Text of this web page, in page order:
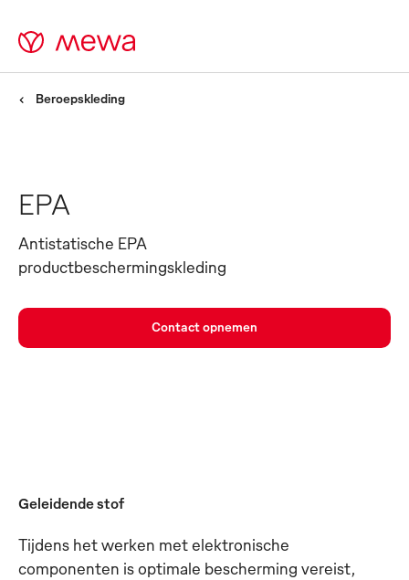
Beroepskleding
EPA
Antistatische EPA
productbeschermingskleding
Contact opnemen
Geleidende stof
Tijdens het werken met elektronische
componenten is optimale bescherming vereist,